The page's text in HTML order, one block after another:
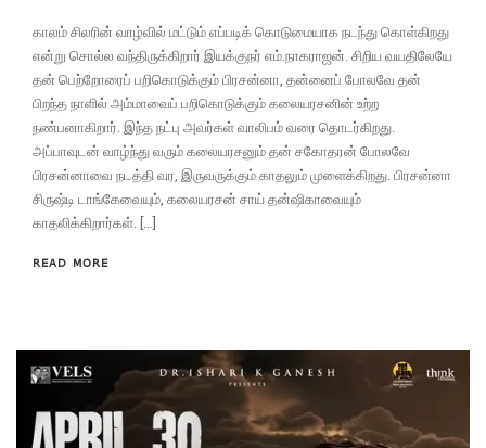
காலம் சிலரின் வாழ்வில் மட்டும் எப்படிக் கொடுமையாக நடந்து கொள்கிறது
என்று சொல்ல வந்திருக்கிறார் இயக்குநர் எம்.நாகராஜன். சிறிய வயதிலேயே
தன் பெற்றோரைப் பறிகொடுக்கும் பிரசன்னா, தன்னைப் போலவே தன்
பிறந்த நாளில் அம்மாவைப் பறிகொடுக்கும் கலையரசனின் உற்ற
நண்பனாகிறார். இந்த நட்பு அவர்கள் வாலிபம் வரை தொடர்கிறது.
அப்பாவுடன் வாழ்ந்து வரும் கலையரசனும் தன் சகோதரன் போலவே
பிரசன்னாவை நடத்தி வர, இருவருக்கும் காதலும் முளைக்கிறது. பிரசன்னா
சிருஷ்டி டாங்கேவையும், கலையரசன் சாய் தன்ஷிகாவையும்
காதலிக்கிறார்கள். […]
READ MORE